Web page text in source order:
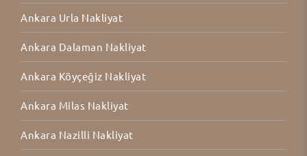
Ankara Urla Nakliyat
Ankara Dalaman Nakliyat
Ankara Köyçeğiz Nakliyat
Ankara Milas Nakliyat
Ankara Nazilli Nakliyat